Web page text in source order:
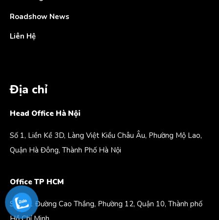
Roadshow News
Liên Hệ
Địa chỉ
Head Office Hà Nội
Số 1, Liền Kề 3D, Làng Việt Kiều Châu Âu, Phường Mộ Lao,
Quận Hà Đông, Thành Phố Hà Nội
Office TP HCM
Số 181 Đường Cao Thắng, Phường 12, Quận 10, Thành phố